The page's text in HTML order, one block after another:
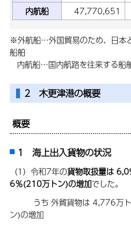
内航船
47,770,651
※外航船…外国貿易のため、日本
船舶
内航船…国内航路を往来する船
2 木更津港の概要
概要
1 海上出入貨物の状況
（1）令和7年の貨物取扱量は
6％(210万トン)の増加でした。
うち 外貿貨物は 4,776万ト
ン)の増加